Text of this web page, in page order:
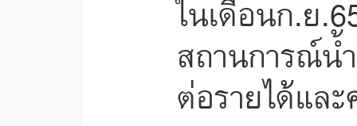
ในเดือนก.ย
สถานการณ์น้
ต่อรายได้แล